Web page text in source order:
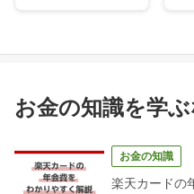
お金の知識を学
お金の知識
楽天カードの